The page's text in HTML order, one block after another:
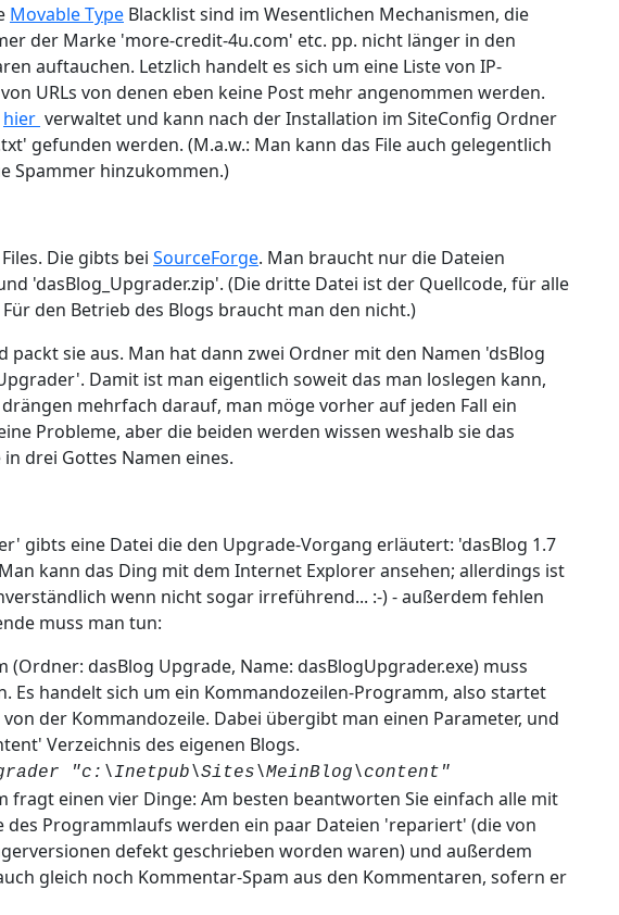
Movable Type Blacklist sind im Wesentlichen Mechanismen, die
der Marke 'more-credit-4u.com' etc. pp. nicht länger in den
auftauchen. Letzlich handelt es sich um eine Liste von IP-
URLs von denen eben keine Post mehr angenommen werden.
hier verwaltet und kann nach der Installation im SiteConfig Ordner
gefunden werden. (M.a.w.: Man kann das File auch gelegentlich
Spammer hinzukommen.)
Die gibts bei SourceForge. Man braucht nur die Dateien
'dasBlog_Upgrader.zip'. (Die dritte Datei ist der Quellcode, für alle
den Betrieb des Blogs braucht man den nicht.)
packt sie aus. Man hat dann zwei Ordner mit den Namen 'dsBlog
Damit ist man eigentlich soweit das man loslegen kann,
mehrfach darauf, man möge vorher auf jeden Fall ein
Probleme, aber die beiden werden wissen weshalb sie das
drei Gottes Namen eines.
gibts eine Datei die den Upgrade-Vorgang erläutert: 'dasBlog 1.7
kann das Ding mit dem Internet Explorer ansehen; allerdings ist
wenn nicht sogar irreführend... :-) - außerdem fehlen
muss man tun:
(Ordner: dasBlog Upgrade, Name: dasBlogUpgrader.exe) muss
Es handelt sich um ein Kommandozeilen-Programm, also startet
der Kommandozeile. Dabei übergibt man einen Parameter, und
Verzeichnis des eigenen Blogs.
"c:\Inetpub\Sites\MeinBlog\content"
fragt einen vier Dinge: Am besten beantworten Sie einfach alle mit
des Programmlaufs werden ein paar Dateien 'repariert' (die von
defekt geschrieben worden waren) und außerdem
gleich noch Kommentar-Spam aus den Kommentaren, sofern er